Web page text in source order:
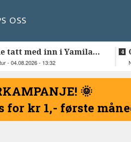
OSS
tatt med inn i Yamilas
lydverden
- 04.08.2026 - 13:32
🌞
for kr 1,- første